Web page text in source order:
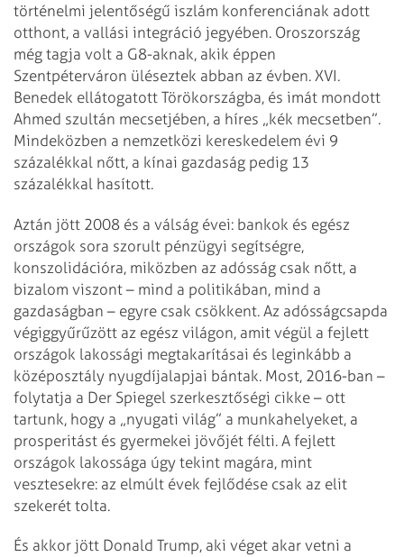
történelmi jelentőségű iszlám konferenciának adott
otthont, a vallási integráció jegyében. Oroszország
még tagja volt a G8-aknak, akik éppen
Szentpéterváron üléseztek abban az évben. XVI.
Benedek ellátogatott Törökországba, és imát mondott
Ahmed szultán mecsetjében, a híres „kék mecsetben”.
Mindeközben a nemzetközi kereskedelem évi 9
százalékkal nőtt, a kínai gazdaság pedig 13
százalékkal hasított.
Aztán jött 2008 és a válság évei: bankok és egész
országok sora szorult pénzügyi segítségre,
konszolidációra, miközben az adósság csak nőtt, a
bizalom viszont – mind a politikában, mind a
gazdaságban – egyre csak csökkent. Az adósságcsapda
végiggyűrűzött az egész világon, amit végül a fejlett
országok lakossági megtakarításai és leginkább a
középosztály nyugdíjalapjai bántak. Most, 2016-ban –
folytatja a Der Spiegel szerkesztőségi cikke – ott
tartunk, hogy a „nyugati világ” a munkahelyeket, a
prosperitást és gyermekei jövőjét félti. A fejlett
országok lakossága úgy tekint magára, mint
vesztesekre: az elmúlt évek fejlődése csak az elit
szekerét tolta.
És akkor jött Donald Trump, aki véget akar vetni a